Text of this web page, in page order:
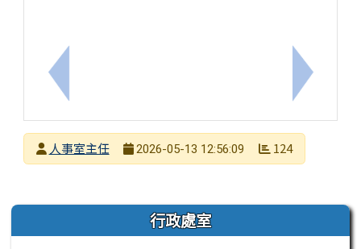
上一筆：行政院人事行政總處檢送修正之「天然災
下一筆：
發布者人事室主任
2026-05-13 12:56:09 124
左邊區域內容 行政處室